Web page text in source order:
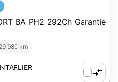
BA PH2 292Ch Garantie
29 980 km